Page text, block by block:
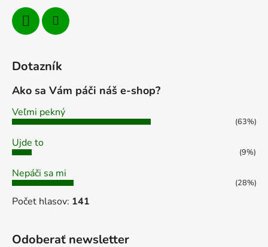
Dotazník
Ako sa Vám páči náš e-shop?
Veľmi pekný
(63%)
Ujde to
(9%)
Nepáči sa mi
(28%)
Počet hlasov: 141
Odoberať newsletter